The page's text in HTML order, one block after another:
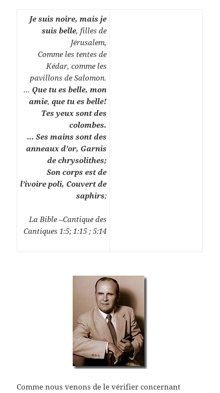
Je suis noire, mais je
suis belle, filles de
Jérusalem,
Comme les tentes de
Kédar, comme les
pavillons de Salomon.
… Que tu es belle, mon
amie, que tu es belle!
Tes yeux sont des
colombes.
… Ses mains sont des
anneaux d’or, Garnis
de chrysolithes;
Son corps est de
l’ivoire poli, Couvert de
saphirs;
La Bible –Cantique des
Cantiques 1:5; 1:15 ; 5:14
Comme nous venons de le vérifier concernant